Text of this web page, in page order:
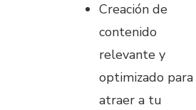
Creación de
contenido
relevante y
optimizado para
atraer a tu